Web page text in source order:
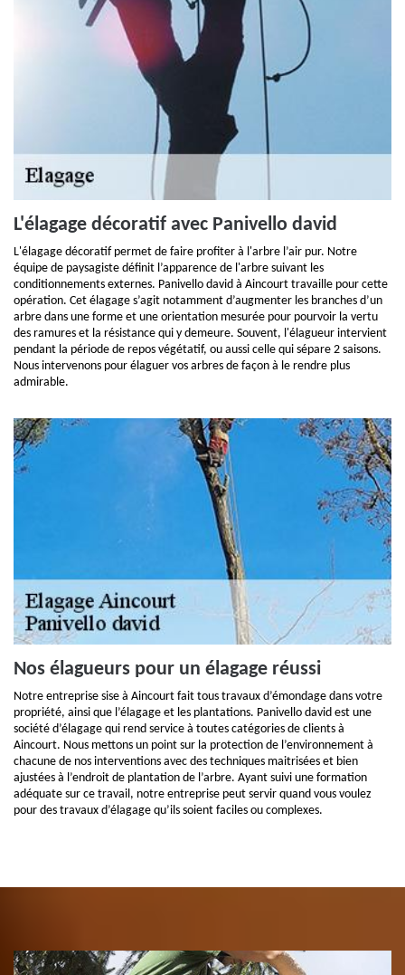
L'élagage décoratif avec Panivello david
L'élagage décoratif permet de faire profiter à l'arbre l’air pur. Notre
équipe de paysagiste définit l’apparence de l'arbre suivant les
conditionnements externes. Panivello david à Aincourt travaille pour cette
opération. Cet élagage s’agit notamment d’augmenter les branches d’un
arbre dans une forme et une orientation mesurée pour pourvoir la vertu
des ramures et la résistance qui y demeure. Souvent, l'élagueur intervient
pendant la période de repos végétatif, ou aussi celle qui sépare 2 saisons.
Nous intervenons pour élaguer vos arbres de façon à le rendre plus
admirable.
Nos élagueurs pour un élagage réussi
Notre entreprise sise à Aincourt fait tous travaux d’émondage dans votre
propriété, ainsi que l’élagage et les plantations. Panivello david est une
société d’élagage qui rend service à toutes catégories de clients à
Aincourt. Nous mettons un point sur la protection de l’environnement à
chacune de nos interventions avec des techniques maitrisées et bien
ajustées à l’endroit de plantation de l’arbre. Ayant suivi une formation
adéquate sur ce travail, notre entreprise peut servir quand vous voulez
pour des travaux d’élagage qu’ils soient faciles ou complexes.